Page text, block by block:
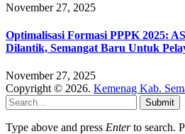
November 27, 2025
Optimalisasi Formasi PPPK 2025:
Dilantik, Semangat Baru Untuk
November 27, 2025
Copyright © 2026. Kemenag Kab.
Submit
Type above and press Enterto search.